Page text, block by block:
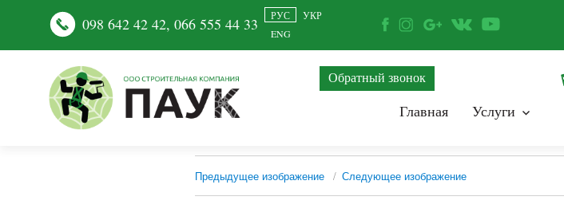
098 642 42 42,066 555 44 33 РУС
УКР
ENG
Обратный звонок
Главная Услуги
Предыдущее изображение Следующее изображение